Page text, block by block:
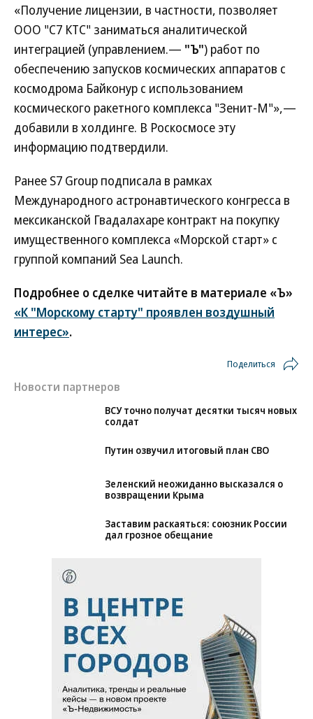
«Получение лицензии, в частности, позволяет
ООО "С7 КТС" заниматься аналитической
интеграцией (управлением.— "Ъ") работ по
обеспечению запусков космических аппаратов с
космодрома Байконур с использованием
космического ракетного комплекса "Зенит-М"»,—
добавили в холдинге. В Роскосмосе эту
информацию подтвердили.
Ранее S7 Group подписала в рамках
Международного астронавтического конгресса в
мексиканской Гвадалахаре контракт на покупку
имущественного комплекса «Морской старт» с
группой компаний Sea Launch.
Подробнее о сделке читайте в материале «Ъ»
«К "Морскому старту" проявлен воздушный
интерес».
Поделиться
Новости партнеров
ВСУ точно получат десятки тысяч новых
солдат
Зеленский неожиданно высказался о
Заставим раскаяться: союзник России